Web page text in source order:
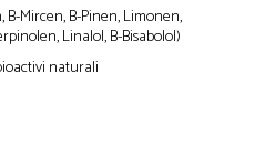
Mircen, B-Pinen, Limonen,
Linalol, B-Bisabolol)
naturali